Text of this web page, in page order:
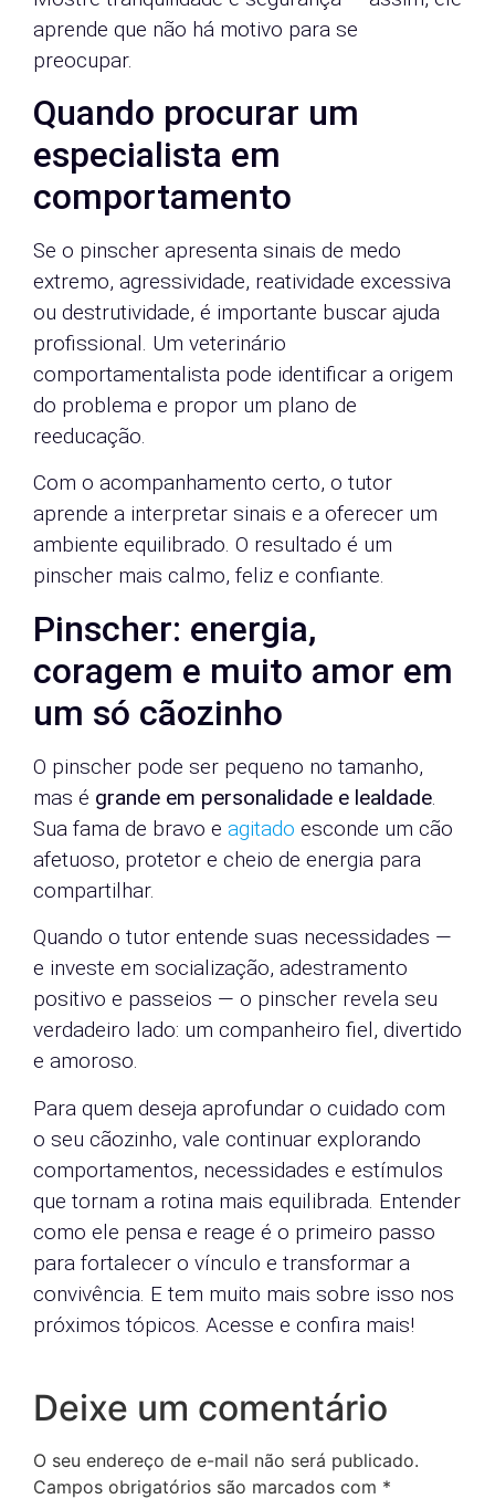
aprende que não há motivo para se
preocupar.
Quando procurar um
especialista em
comportamento
Se o pinscher apresenta sinais de medo
extremo, agressividade, reatividade excessiva
ou destrutividade, é importante buscar ajuda
profissional. Um veterinário
comportamentalista pode identificar a origem
do problema e propor um plano de
reeducação.
Com o acompanhamento certo, o tutor
aprende a interpretar sinais e a oferecer um
ambiente equilibrado. O resultado é um
pinscher mais calmo, feliz e confiante.
Pinscher: energia,
coragem e muito amor em
um só cãozinho
O pinscher pode ser pequeno no tamanho,
mas é grande em personalidade e lealdade.
Sua fama de bravo e agitado esconde um cão
afetuoso, protetor e cheio de energia para
compartilhar.
Quando o tutor entende suas necessidades —
e investe em socialização, adestramento
positivo e passeios — o pinscher revela seu
verdadeiro lado: um companheiro fiel, divertido
e amoroso.
Para quem deseja aprofundar o cuidado com
o seu cãozinho, vale continuar explorando
comportamentos, necessidades e estímulos
que tornam a rotina mais equilibrada. Entender
como ele pensa e reage é o primeiro passo
para fortalecer o vínculo e transformar a
convivência. E tem muito mais sobre isso nos
próximos tópicos. Acesse e confira mais!
Deixe um comentário
O seu endereço de e-mail não será publicado.
Campos obrigatórios são marcados com *